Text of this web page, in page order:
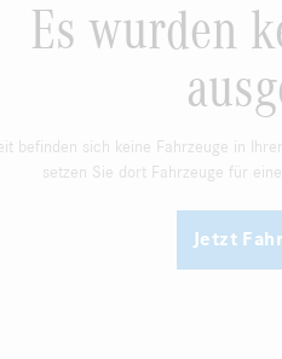
Es wurden
befinden sich keine Fahrzeuge in
setzen Sie dort Fahrzeuge für
Jetzt